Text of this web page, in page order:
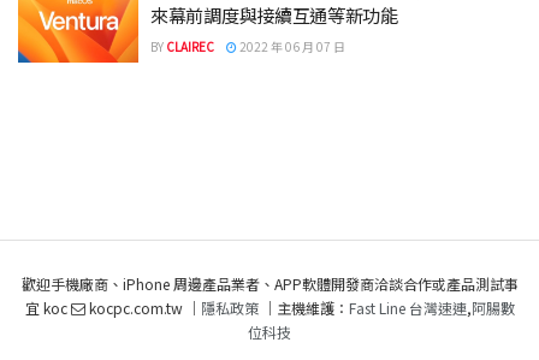
來幕前調度與接續互通等新功能
BY CLAIREC 2022 年 06 月 07 日
歡迎手機廠商、iPhone 周邊產品業者、APP軟體開發商洽談合作或產品測試事
宜 koc
kocpc.com.tw ｜ 隱私政策｜主機維護： Fast Line 台灣速連,阿腸數
位科技